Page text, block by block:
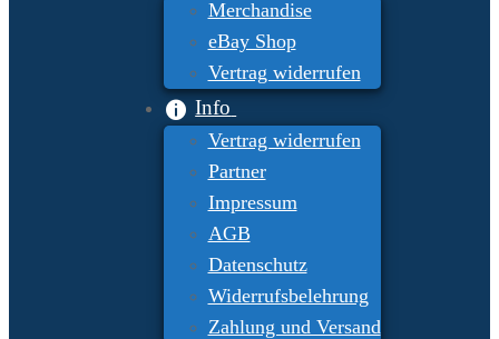
Merchandise
eBay Shop
Vertrag widerrufen
Info
Vertrag widerrufen
Partner
Impressum
AGB
Datenschutz
Widerrufsbelehrung
Zahlung und Versand